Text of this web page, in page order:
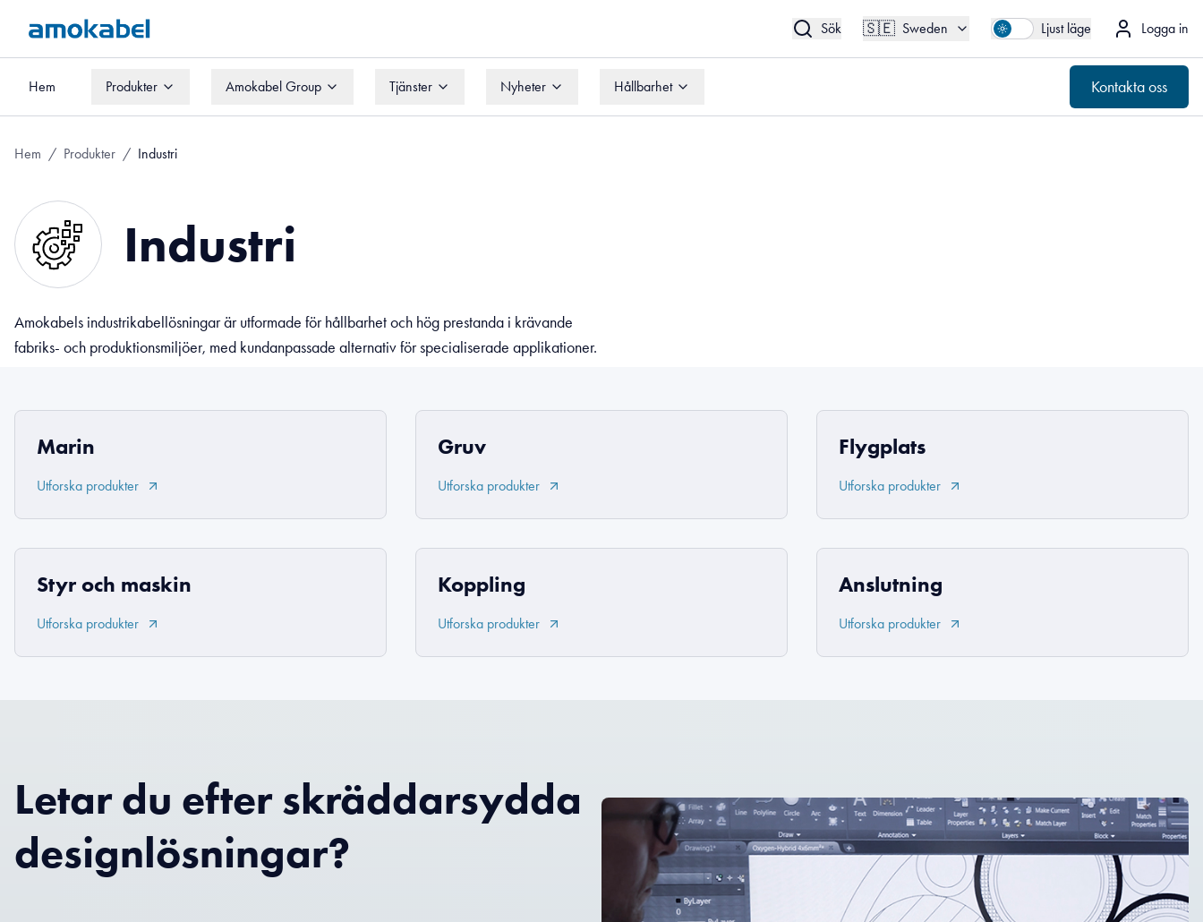
Sök 🇸🇪 Sweden Ljust läge Logga in
Hem Produkter Amokabel Group Tjänster Nyheter Hållbarhet Kontakta oss
Produkter 🇸🇪
Sweden Kontakta oss
Hem / Produkter / Industri
Industri
Amokabels industrikabellösningar är utformade för hållbarhet och hög prestanda i krävande
fabriks- och produktionsmiljöer, med kundanpassade alternativ för specialiserade applikationer.
Marin
Utforska produkter
Gruv
Utforska produkter
Flygplats
Utforska produkter
Styr och maskin
Utforska produkter
Koppling
Utforska produkter
Anslutning
Utforska produkter
Letar du efter skräddarsydda
designlösningar?